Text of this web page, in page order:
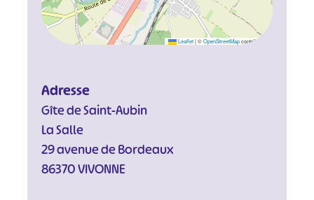
Leaflet |©OpenStreetMapcontributors
Adresse
Gîte de Saint-Aubin
La Salle
29 avenue de Bordeaux
86370 VIVONNE